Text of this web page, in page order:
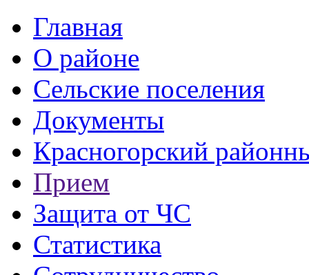
Главная
О районе
Сельские поселения
Документы
Красногорский
Прием
Защита от ЧС
Статистика